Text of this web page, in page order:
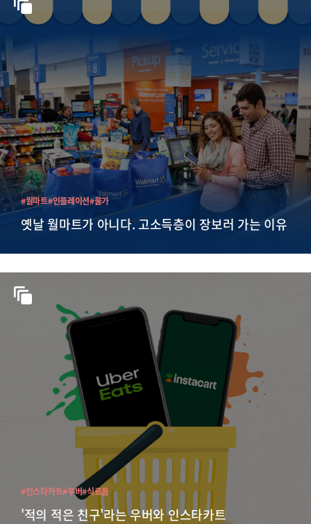
옛날 월마트가 아니다. 고소득층이 장보러 가는 이유
#월마트#인플레이션#물가
'적의 적은 친구'라는 우버와 인스타카트
#인스타카트#우버#식료품